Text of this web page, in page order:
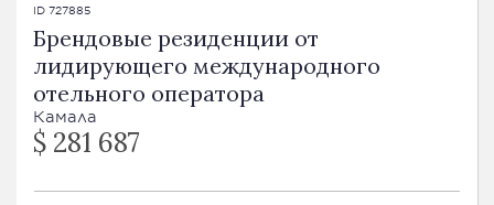
ID 727885
Брендовые резиденции от
лидирующего международного
отельного оператора
Камала
$ 281 687